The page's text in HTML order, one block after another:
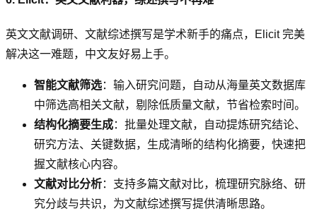
英文文献调研、文献综述撰写是学术新手的痛点，Elicit 完美
解决这一难题，中文友好易上手。
智能文献筛选：输入研究问题，自动从海量英文数据库
中筛选高相关文献，剔除低质量文献，节省检索时间。
结构化摘要生成：批量处理文献，自动提炼研究结论、
研究方法、关键数据，生成清晰的结构化摘要，快速把
握文献核心内容。
文献对比分析：支持多篇文献对比，梳理研究脉络、研
究分歧与共识，为文献综述撰写提供清晰思路。